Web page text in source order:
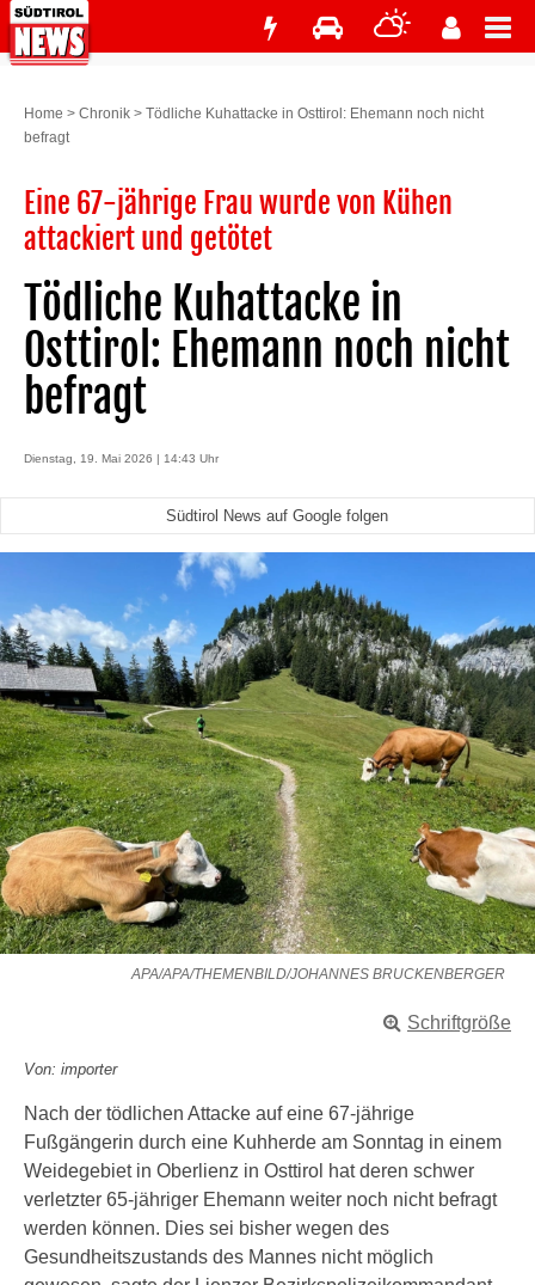
Home > Chronik > Tödliche Kuhattacke in Osttirol: Ehemann noch nicht
befragt
Eine 67-jährige Frau wurde von Kühen
attackiert und getötet
Tödliche Kuhattacke in
Osttirol: Ehemann noch nicht
befragt
Dienstag, 19. Mai 2026 | 14:43 Uhr
Südtirol News auf Google folgen
APA/APA/THEMENBILD/JOHANNES BRUCKENBERGER
Schriftgröße
Von: importer
Nach der tödlichen Attacke auf eine 67-jährige
Fußgängerin durch eine Kuhherde am Sonntag in einem
Weidegebiet in Oberlienz in Osttirol hat deren schwer
verletzter 65-jähriger Ehemann weiter noch nicht befragt
werden können. Dies sei bisher wegen des
Gesundheitszustands des Mannes nicht möglich